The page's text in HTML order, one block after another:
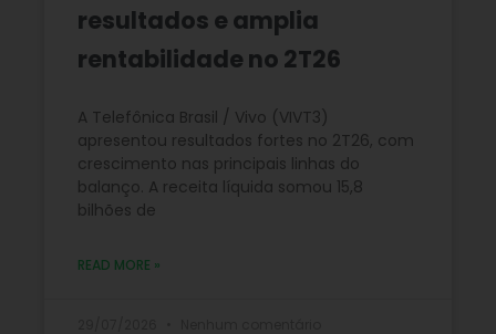
resultados e amplia
rentabilidade no 2T26
A Telefônica Brasil / Vivo (VIVT3)
apresentou resultados fortes no 2T26, com
crescimento nas principais linhas do
balanço. A receita líquida somou 15,8
bilhões de
READ MORE »